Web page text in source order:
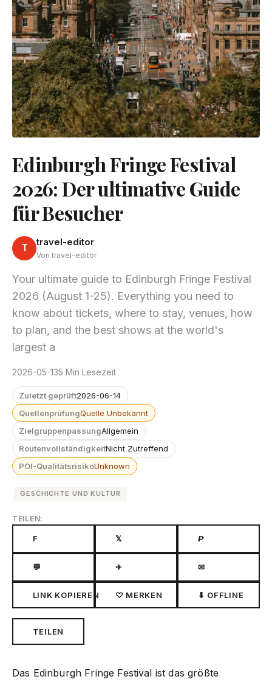
Edinburgh Fringe Festival
2026: Der ultimative Guide
für Besucher
T travel-editor
Von travel-editor
Your ultimate guide to Edinburgh Fringe Festival
2026 (August 1-25). Everything you need to
know about tickets, where to stay, venues, how
to plan, and the best shows at the world's
largest a
2026-05-135 Min Lesezeit
Zuletzt geprüft2026-06-14
QuellenprüfungQuelle Unbekannt
ZielgruppenpassungAllgemein
RoutenvollständigkeitNicht Zutreffend
POI-QualitätsrisikoUnknown
GESCHICHTE UND KULTUR
TEILEN:
F 𝕏 𝙋
💬 ✈ ✉
LINK KOPIEREN ♡ MERKEN ⬇ OFFLINE
TEILEN
Das Edinburgh Fringe Festival ist das größte